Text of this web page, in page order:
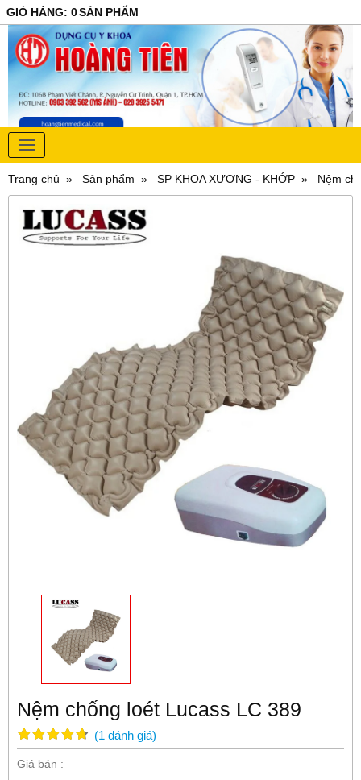
GIỎ HÀNG: 0SẢN PHẨM
Trang chủ Sản phẩm SP KHOA XƯƠNG - KHỚP Nệm
Nệm chống loét Lucass LC 389
(1 đánh giá)
Giá bán :